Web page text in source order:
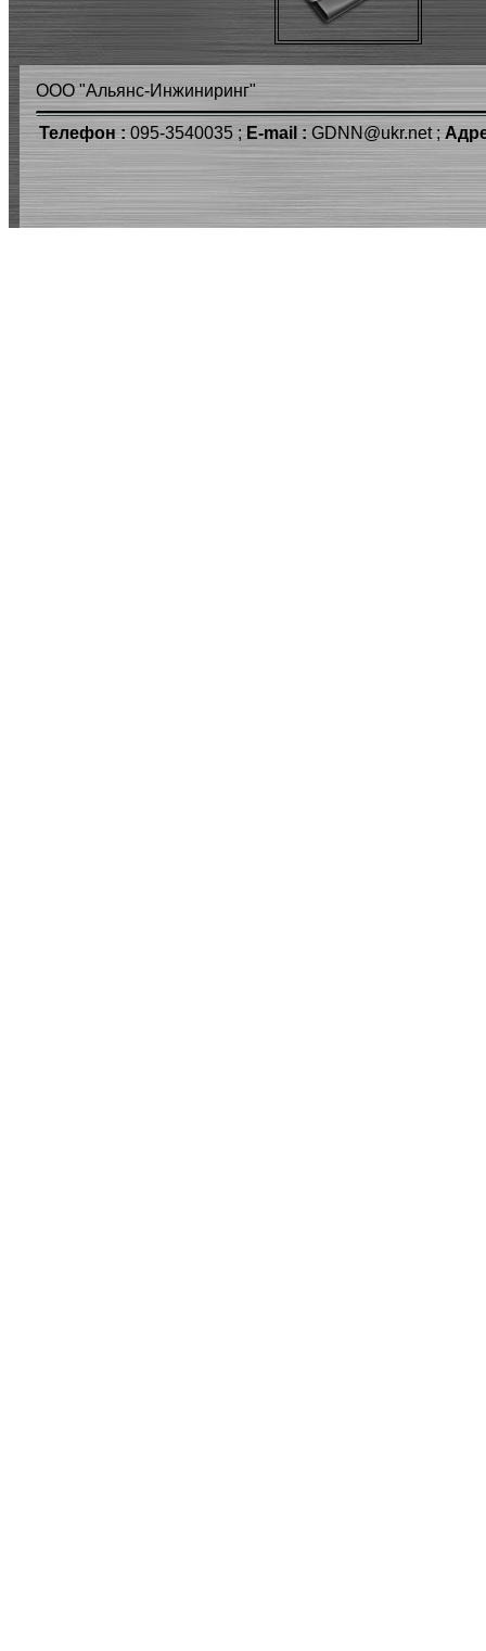
ООО "Альянс-Инжиниринг"
Телефон : 095-3540035 ; E-mail : GDNN@ukr.net ;